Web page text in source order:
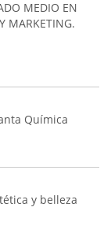
MEDIO EN
MARKETING.
Química
y belleza